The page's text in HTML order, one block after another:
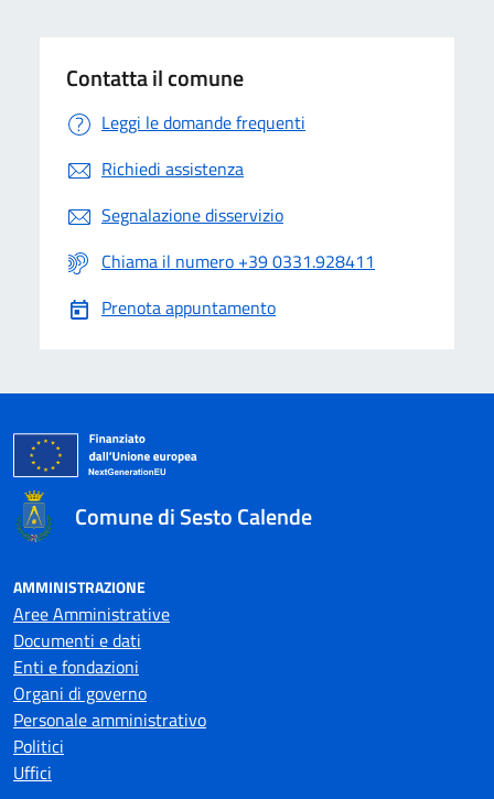
Contatta il comune
Leggi le domande frequenti
Richiedi assistenza
Segnalazione disservizio
Chiama il numero +39 0331.928411
Prenota appuntamento
Comune di Sesto Calende
AMMINISTRAZIONE
Aree Amministrative
Documenti e dati
Enti e fondazioni
Organi di governo
Personale amministrativo
Politici
Uffici